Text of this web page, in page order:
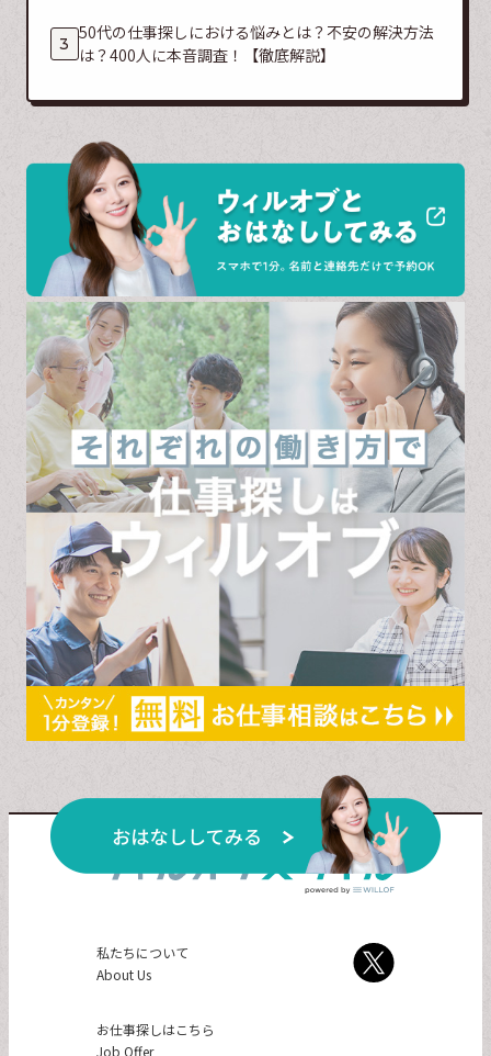
50代の仕事探しにおける悩みとは？不安の解決方法
は？400人に本音調査！【徹底解説】
私たちについて
About Us
お仕事探しはこちら
Job Offer